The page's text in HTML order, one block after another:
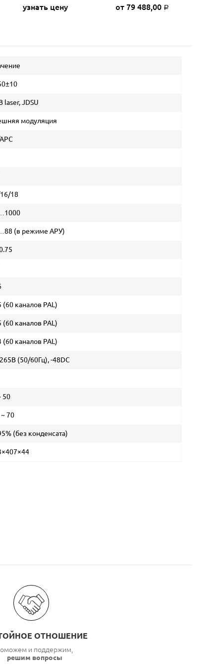
узнать цену от 79 488,00 Р
laser, JDSU
модуляция
18
(в режиме АРУ)
(60 каналов PAL)
(60 каналов PAL)
(60 каналов PAL)
(50/60Гц), -48DC
50
70
(без конденсата)
ОТНОШЕНИЕ
и поддержим,
решим вопросы